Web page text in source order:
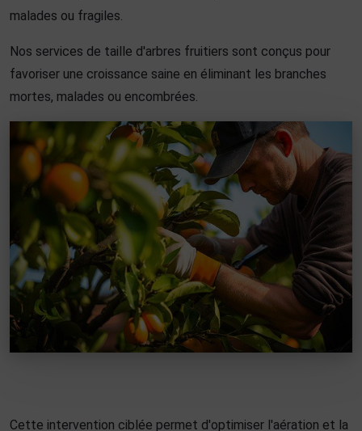
malades ou fragiles.
Nos services de taille d'arbres fruitiers sont conçus pour
favoriser une croissance saine en éliminant les branches
mortes, malades ou encombrées.
Cette intervention ciblée permet d'optimiser l'aération et la